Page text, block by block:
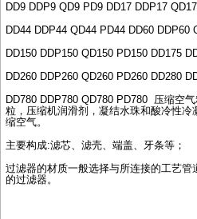
DD9 DDP9 QD9 PD9 DD17 DDP17
DD44 DDP44 QD44 PD44 DD60
DD150 DDP150 QD150 PD150 DD175
DD260 DDP260 QD260 PD260 DD280
DD780 DDP780 QD780 PD780 压缩空
粒，压缩机润滑剂，凝结水珠和酸冷性
缩空气。
主要构成:滤芯、滤壳、端盖、牙条等；
过滤器的材质一般选择与所连接的工艺
的过滤器。